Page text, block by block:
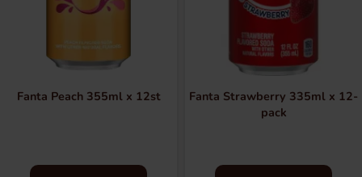
Fantasie. Idag är Fanta varumärket för läsk med många
Fanta Peach 355ml x 12st
Fanta Strawberry 335ml x 12-
pack